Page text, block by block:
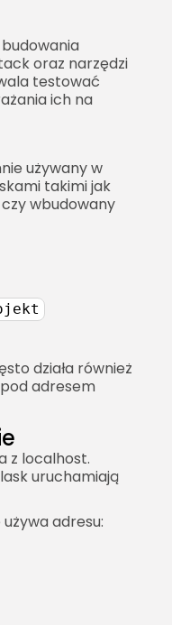
oraz narzędzi
testować
ich na
używany w
takimi jak
czy wbudowany
działa również
adresem
z localhost.
uruchamiają
adresu: